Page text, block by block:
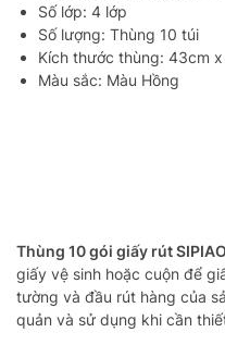
Số lớp: 4 lớp
Số lượng: Thùng 10 túi
Kích thước thùng: 43cm
Màu sắc: Màu Hồng
Thùng 10 gói giấy rút
giấy vệ sinh hoặc cuộn để
tường và đầu rút hàng của
quản và sử dụng khi cần